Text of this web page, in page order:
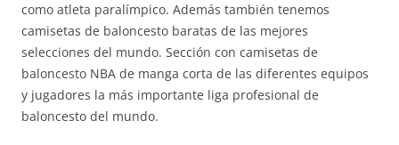
como atleta paralímpico. Además también tenemos
camisetas de baloncesto baratas de las mejores
selecciones del mundo. Sección con camisetas de
baloncesto NBA de manga corta de las diferentes equipos
y jugadores la más importante liga profesional de
baloncesto del mundo.